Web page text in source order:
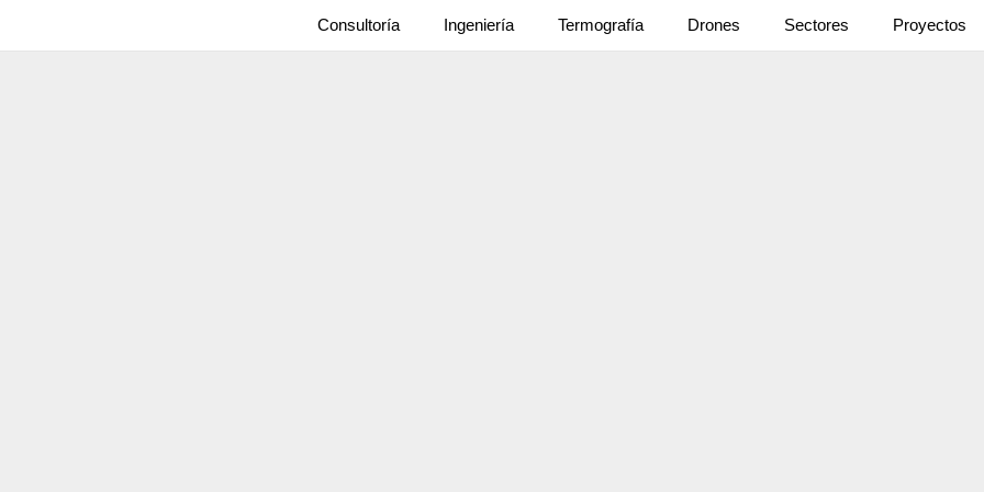
Consultoría Ingeniería Termografía Drones Sectores Proyectos